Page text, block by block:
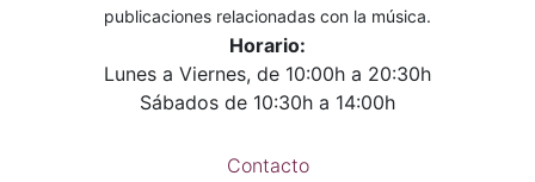
publicaciones relacionadas con la música.
Horario:
Lunes a Viernes, de 10:00h a 20:30h
Sábados de 10:30h a 14:00h
Contacto